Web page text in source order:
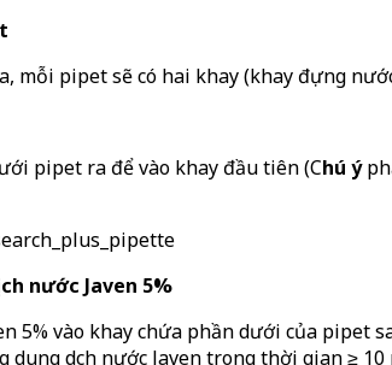
mỗi pipet sẽ có hai khay (khay đựng
pipet ra để vào khay đầu tiên (Chú ý
nước Javen 5%
5% vào khay chứa phần dưới của pipet
dung dịch nước Javen trong thời gian ≥ 10